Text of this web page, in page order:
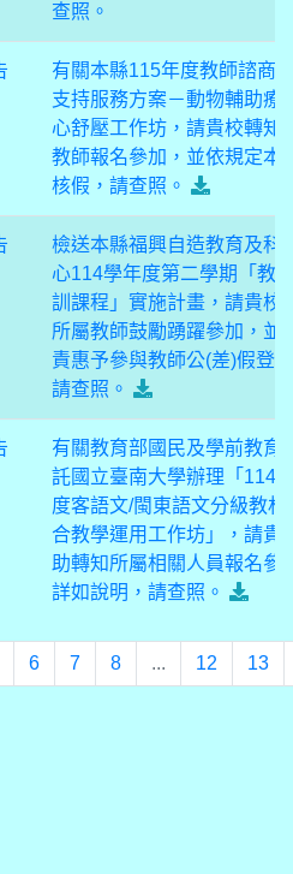
查照。
有關本縣115年度教師諮商
支持服務方案－動物輔助療
心舒壓工作坊，請貴校轉知
教師報名參加，並依規定本
核假，請查照。
檢送本縣福興自造教育及科
心114學年度第二學期「教
訓課程」實施計畫，請貴校
所屬教師鼓勵踴躍參加，並
責惠予參與教師公(差)假登
請查照。
有關教育部國民及學前教育
託國立臺南大學辦理「114
度客語文/閩東語文分級教材
合教學運用工作坊」，請貴
助轉知所屬相關人員報名參
詳如說明，請查照。
6 7 8 ... 12 13